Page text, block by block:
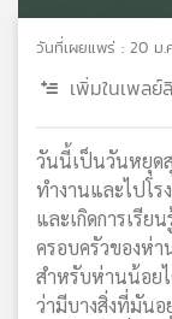
วิทยุ
ไทย
แผนที่
วิทยุ
เครือ
ข่าย
วันที่เผยแพร่ : 20 ม.
เพิ่มในเพลย์
วันนี้เป็นวันหยุด
ทำงานและไปโร
และเกิดการเรีย
ครอบครัวของห่า
สำหรับห่านน้อย
ว่ามีบางสิ่งที่มัน